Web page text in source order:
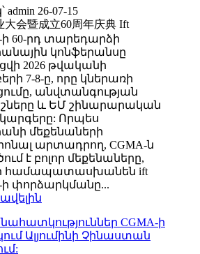
26-07-15
大会暨成立60周年庆典 Ift
ի 60-րդ տարեդարձի
կոնֆերանսը
2026 թվականի
7-8-ը, որը կներառի
անվտանգության
և ԵՄ շինարարական
Որպես
մեքենաների
արտադրող, CGMA-ն
է բոլոր մեքենաները,
համապատասխանեն ift
ի փորձարկմանը...